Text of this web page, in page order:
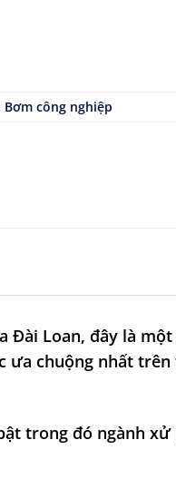
Bơm công nghiệp
Đài Loan, đây là
ưa chuộng nhất trên
trong đó ngành